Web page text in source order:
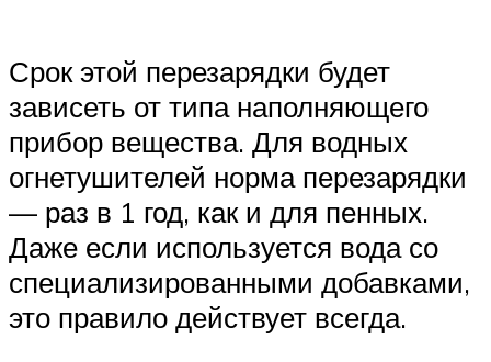
Срок этой перезарядки будет
зависеть от типа наполняющего
прибор вещества. Для водных
огнетушителей норма перезарядки
— раз в 1 год, как и для пенных.
Даже если используется вода со
специализированными добавками,
это правило действует всегда.